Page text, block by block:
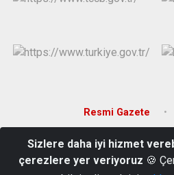
Resmi Gazete
Saray Fatih Mahallesi Gökay
312 527 11
Sizlere daha iyi hizmet
çerezlere yer veriyoruz 🍪